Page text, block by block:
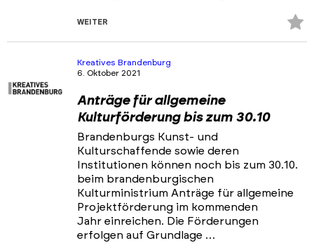
WEITER
Kreatives Brandenburg
6. Oktober 2021
Anträge für allgemeine
Kulturförderung bis zum 30.10
Brandenburgs Kunst- und
Kulturschaffende sowie deren
Institutionen können noch bis zum 30.10.
beim brandenburgischen
Kulturministrium Anträge für allgemeine
Projektförderung im kommenden
Jahr einreichen. Die Förderungen
erfolgen auf Grundlage …